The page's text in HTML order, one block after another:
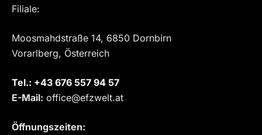
Filiale:
Moosmahdstraße 14, 6850 Dornbirn
Vorarlberg, Österreich
Tel.: ‎+43 676 557 94 57
E-Mail: office@efzwelt.at
Öffnungszeiten: